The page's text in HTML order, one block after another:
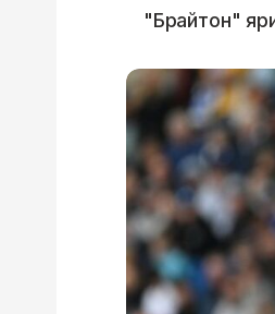
"Брайтон"